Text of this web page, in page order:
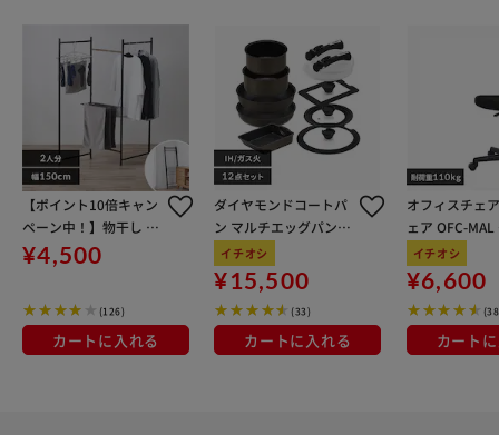
【ポイント10倍キャン
ペーン中！】物干し 室
内用 折りたたみ式 3連
OTM-150R ブラック 一
¥4,500
(126)
カートに入れる
ダイヤモンドコートパ
ン マルチエッグパン入
り 12点セット IHガス
火対応 MEGI-12S ブラ
ウンメタリック
イチオシ
¥15,500
(33)
カートに入れる
オフィスチェ
ェア OFC-
ン
イチオシ
¥6,600
カート